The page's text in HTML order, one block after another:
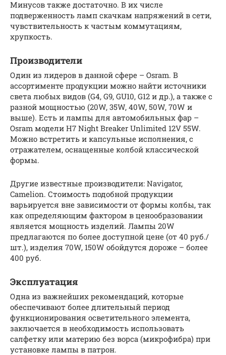
Минусов также достаточно. В их числе
подверженность ламп скачкам напряжений в сети,
чувствительность к частым коммутациям,
хрупкость.
Производители
Один из лидеров в данной сфере – Osram. В
ассортименте продукции можно найти источники
света любых видов (G4, G9, GU10, G12 и др.), а также с
разной мощностью (20W, 35W, 40W, 50W, 70W и
выше). Есть и лампы для автомобильных фар –
Osram модели H7 Night Breaker Unlimited 12V 55W.
Можно встретить и капсульные исполнения, с
отражателем, оснащенные колбой классической
формы.
Другие известные производители: Navigator,
Camelion. Стоимость подобной продукции
варьируется вне зависимости от формы колбы, так
как определяющим фактором в ценообразовании
является мощность изделий. Лампы 20W
предлагаются по более доступной цене (от 40 руб./
шт.), изделия 70W, 150W обойдутся дороже – более
400 руб.
Эксплуатация
Одна из важнейших рекомендаций, которые
обеспечивают более длительный период
функционирования осветительного элемента,
заключается в необходимость использовать
салфетку или материю без ворса (микрофибра) при
установке лампы в патрон.